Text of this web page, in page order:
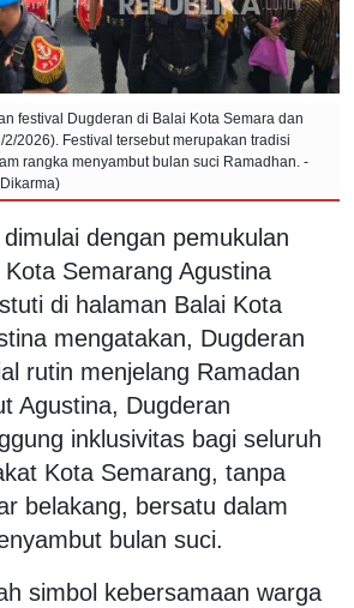
festival Dugderan di Balai Kota Semara dan
2026). Festival tersebut merupakan tradisi
rangka menyambut bulan suci Ramadhan. -
dengan pemukulan
Kota Semarang Agustina
di halaman Balai Kota
mengatakan, Dugderan
rutin menjelang Ramadan
Agustina, Dugderan
inklusivitas bagi seluruh
Kota Semarang, tanpa
belakang, bersatu dalam
bulan suci.
simbol kebersamaan warga